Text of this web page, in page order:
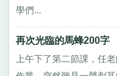
學們...
再次光臨的馬蜂200字
上午下了第二節課，任